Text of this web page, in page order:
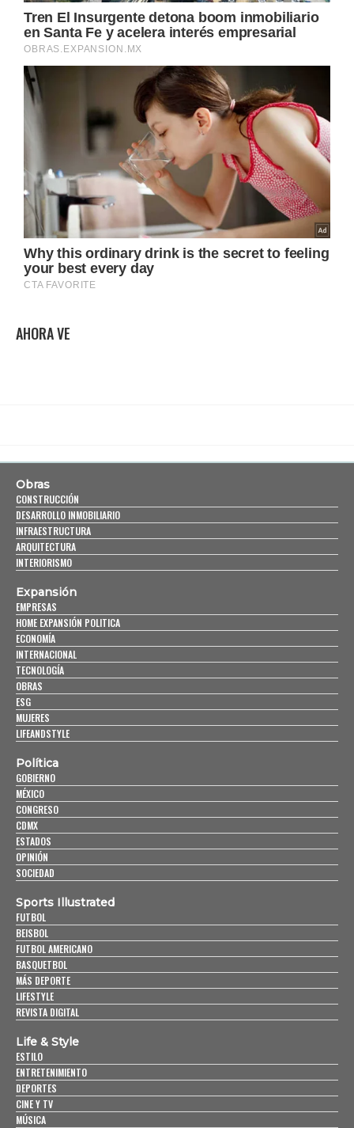
AHORA VE
Obras
CONSTRUCCIÓN
DESARROLLO INMOBILIARIO
INFRAESTRUCTURA
ARQUITECTURA
INTERIORISMO
Expansión
EMPRESAS
HOME EXPANSIÓN POLITICA
ECONOMÍA
INTERNACIONAL
TECNOLOGÍA
OBRAS
ESG
MUJERES
LIFEANDSTYLE
Política
GOBIERNO
MÉXICO
CONGRESO
CDMX
ESTADOS
OPINIÓN
SOCIEDAD
Sports Illustrated
FUTBOL
BEISBOL
FUTBOL AMERICANO
BASQUETBOL
MÁS DEPORTE
LIFESTYLE
REVISTA DIGITAL
Life & Style
ESTILO
ENTRETENIMIENTO
DEPORTES
CINE Y TV
MÚSICA